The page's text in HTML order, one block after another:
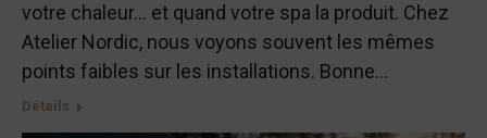
votre chaleur… et quand votre spa la produit. Chez
Atelier Nordic, nous voyons souvent les mêmes
points faibles sur les installations. Bonne…
Détails